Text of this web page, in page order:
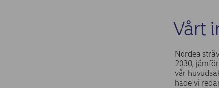
Vårt
Nordea
2030,
vår
hade vi